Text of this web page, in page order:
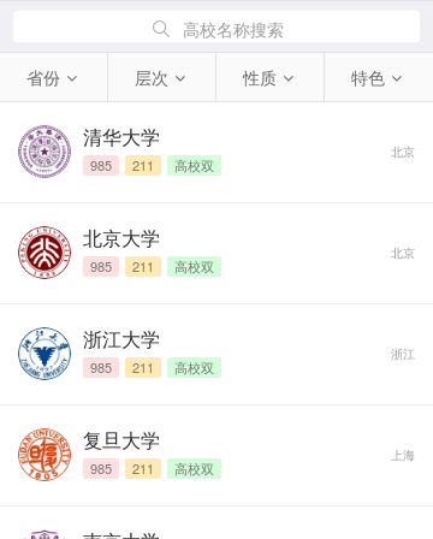
高校名称搜索
省份 层次 性质 特色
清华大学
985 211 高校双
北京
北京大学
985 211 高校双
北京
浙江大学
985 211 高校双
浙江
复旦大学
985 211 高校双
上海